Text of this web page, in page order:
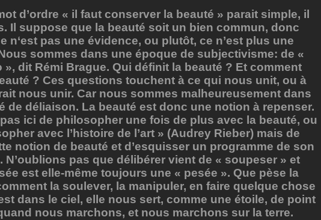
d’ordre « il faut conserver la beauté » parait simple, il
Il suppose que la beauté soit un bien commun, donc
n‘est pas une évidence, ou plutôt, ce n’est plus une
sommes dans une époque de subjectivisme: de «
», dit Rémi Brague. Qui définit la beauté ? Et comment
? Ces questions touchent à ce qui nous unit, ou à
nous unir. Car nous sommes malheureusement dans
de déliaison. La beauté est donc une notion à repenser.
pas ici de philosopher une fois de plus avec la beauté, ou
avec l’histoire de l’art » (Audrey Rieber) mais de
notion de beauté et d’esquisser un programme de son
N’oublions pas que délibérer vient de « soupeser » et
est elle-même toujours une « pesée ». Que pèse la
la soulever, la manipuler, en faire quelque chose
dans le ciel, elle nous sert, comme une étoile, de point
nous marchons, et nous marchons sur la terre.